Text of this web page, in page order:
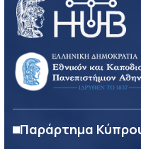
Παράρτημα